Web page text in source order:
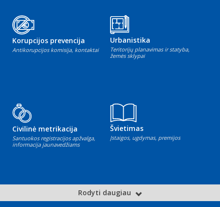
Korupcijos prevencija
Antikorupcijos komisija, kontaktai
Urbanistika
Teritorijų planavimas ir statyba,
žemės sklypai
Civilinė metrikacija
Santuokos registracijos apžvalga,
informacija jaunavedžiams
Švietimas
Įstaigos, ugdymas, premijos
Rodyti daugiau